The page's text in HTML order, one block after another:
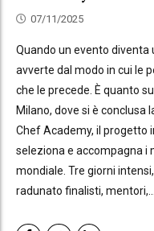
07/11/2025
Quando un evento diventa
avverte dal modo in cui le
che le precede. È quanto
Milano, dove si è conclusa
Chef Academy, il progetto
seleziona e accompagna i
mondiale. Tre giorni
radunato finalisti, mentori,...